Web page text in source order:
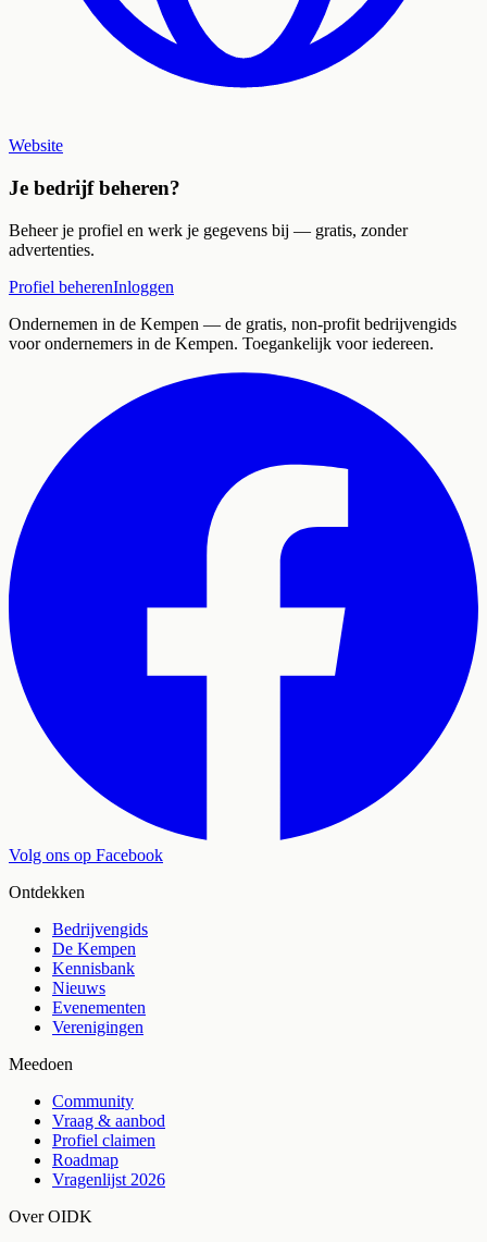
Website
Je bedrijf beheren?
Beheer je profiel en werk je gegevens bij — gratis, zonder
advertenties.
Profiel beherenInloggen
Ondernemen in de Kempen — de gratis, non-profit bedrijvengids
voor ondernemers in de Kempen. Toegankelijk voor iedereen.
Volg ons op Facebook
Ontdekken
Bedrijvengids
De Kempen
Kennisbank
Nieuws
Evenementen
Verenigingen
Meedoen
Community
Vraag & aanbod
Profiel claimen
Roadmap
Vragenlijst 2026
Over OIDK